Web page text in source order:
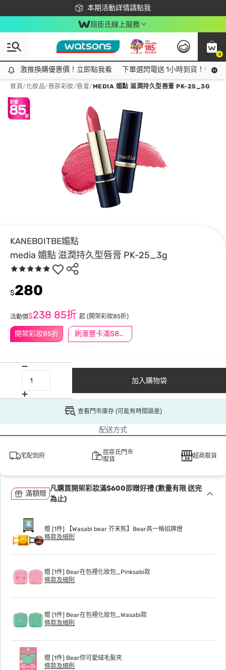
本期活動詳情請點我
下載app最高回饋$350
屈臣氏線上服務
0
激推換購優惠價！立即點我看
激推換購優惠價！立即點我看 下單選閃電送 1小時到貨！領神
首頁/化妝品/唇部彩妝/唇膏/MEDIA 媚點 滋潤持久型唇膏 PK-25_3G
KANEBOITBE媚點
media 媚點 滋潤持久型唇膏 PK-25_3g
開架彩妝85折 刷滙豐卡滿$888送3萬點
$280
活動價$238 85折 起 (開架彩妝85折)
加入購物袋
查看門市庫存 (可能有時間誤差)
配送方式
宅配到府
屈臣氏門市
取貨
超商取貨
滿額贈
凡購買開架彩妝滿$600即贈好禮 (數量有限 送完
為止)
贈 [1件] 【Wasabi bear 芥末熊】Bear具一格招牌燈
條款及細則
贈 [1件] Bear在包裡化妝包_Pinksabi款
條款及細則
贈 [1件] Bear在包裡化妝包_Wasabi款
條款及細則
贈 [1件] Bear你可愛絨毛髮夾
條款及細則